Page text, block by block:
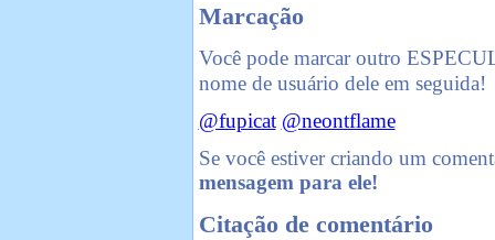
Marcação
Você pode marcar outro
nome de usuário dele em seguida!
@fupicat @neontflame
Se você estiver criando um
mensagem para ele!
Citação de comentário